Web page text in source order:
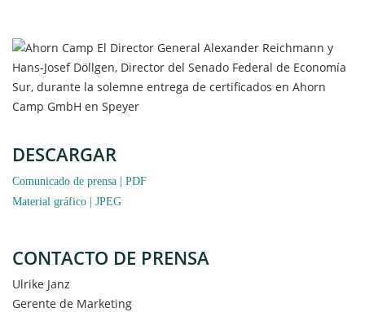
DESCARGAR
Comunicado de prensa | PDF
Material gráfico | JPEG
CONTACTO DE PRENSA
Ulrike Janz
Gerente de Marketing